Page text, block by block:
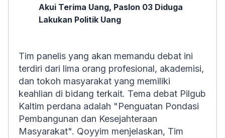
Akui Terima Uang, Paslon 03 Diduga
Lakukan Politik Uang
Tim panelis yang akan memandu debat ini
terdiri dari lima orang profesional, akademisi,
dan tokoh masyarakat yang memiliki
keahlian di bidang terkait. Tema debat Pilgub
Kaltim perdana adalah "Penguatan Pondasi
Pembangunan dan Kesejahteraan
Masyarakat". Qoyyim menjelaskan, Tim